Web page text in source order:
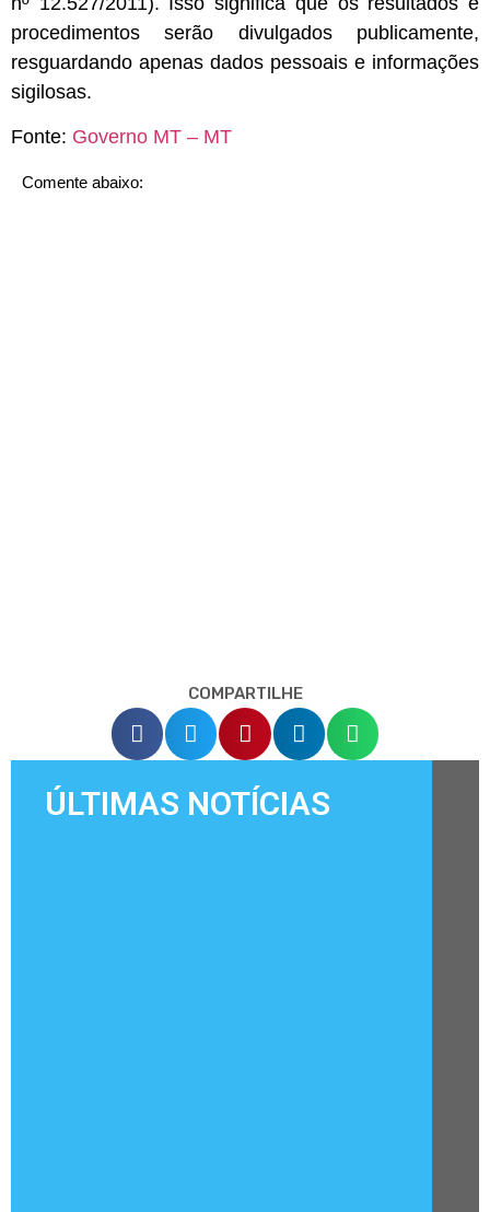
procedimentos serão divulgados publicamente,
resguardando apenas dados pessoais e informações
sigilosas.
Fonte: Governo MT – MT
Comente abaixo:
COMPARTILHE
ÚLTIMAS NOTÍCIAS